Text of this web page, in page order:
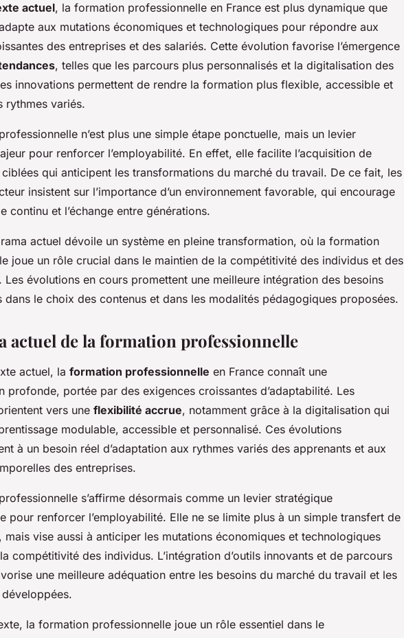
actuel, la formation professionnelle en France est plus dynamique que
aux mutations économiques et technologiques pour répondre aux
des entreprises et des salariés. Cette évolution favorise l’émergence
, telles que les parcours plus personnalisés et la digitalisation des
innovations permettent de rendre la formation plus flexible, accessible et
rythmes variés.
n’est plus une simple étape ponctuelle, mais un levier
pour renforcer l’employabilité. En effet, elle facilite l’acquisition de
qui anticipent les transformations du marché du travail. De ce fait, les
insistent sur l’importance d’un environnement favorable, qui encourage
continu et l’échange entre générations.
actuel dévoile un système en pleine transformation, où la formation
joue un rôle crucial dans le maintien de la compétitivité des individus et des
Les évolutions en cours promettent une meilleure intégration des besoins
dans le choix des contenus et dans les modalités pédagogiques proposées.
actuel de la formation professionnelle
actuel, la formation professionnelle en France connaît une
profonde, portée par des exigences croissantes d’adaptabilité. Les
vers une flexibilité accrue, notamment grâce à la digitalisation qui
modulable, accessible et personnalisé. Ces évolutions
à un besoin réel d’adaptation aux rythmes variés des apprenants et aux
des entreprises.
s’affirme désormais comme un levier stratégique
pour renforcer l’employabilité. Elle ne se limite plus à un simple transfert de
mais vise aussi à anticiper les mutations économiques et technologiques
compétitivité des individus. L’intégration d’outils innovants et de parcours
une meilleure adéquation entre les besoins du marché du travail et les
la formation professionnelle joue un rôle essentiel dans le